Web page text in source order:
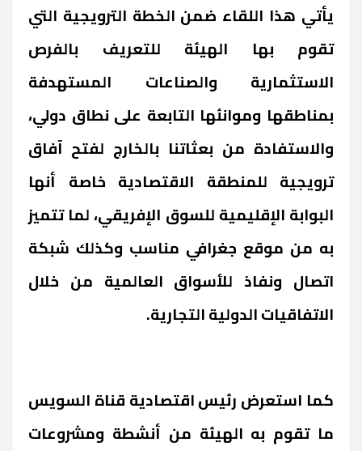
يأتي هذا اللقاء ضمن الخطة الترويجية التي
تقوم بها الهيئة للتعريف بالفرص
الاستثمارية والصناعات المستهدفة
بمناطقها وموانئها التابعة على نطاق دولي،
والاستفادة من بعثاتنا بالخارج لفتح آفاق
ترويجية للمنطقة الاقتصادية خاصة أنها
البوابة الإقليمية للسوق الإفريقي، لما تتميز
به من موقع جغرافي مناسب وكذلك شبكة
اتصال ونفاذ للأسواق العالمية من خلال
الاتفاقيات الدولية التجارية.
كما استعرض رئيس اقتصادية قناة السويس
ما تقوم به الهيئة من أنشطة ومشروعات